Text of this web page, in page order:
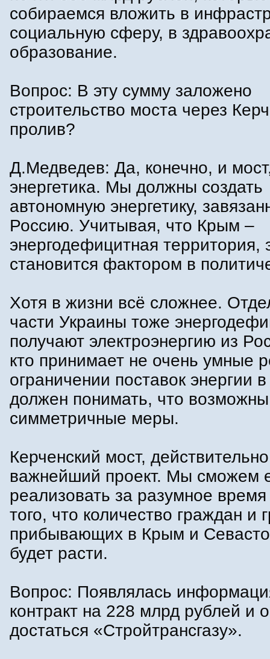
собираемся вложить в
социальную сферу, в
образование.
Вопрос: В эту сумму заложено
строительство моста через
пролив?
Д.Медведев: Да, конечно, и
энергетика. Мы должны создать
автономную энергетику,
Россию. Учитывая, что Крым –
энергодефицитная территория,
становится фактором в
Хотя в жизни всё сложнее.
части Украины тоже
получают электроэнергию из
кто принимает не очень умные
ограничении поставок энергии
должен понимать, что возможны
симметричные меры.
Керченский мост,
важнейший проект. Мы сможем
реализовать за разумное
того, что количество граждан и
прибывающих в Крым и
будет расти.
Вопрос: Появлялась
контракт на 228 млрд рублей и
достаться «Стройтрансгазу».